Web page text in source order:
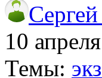
10
Темы: